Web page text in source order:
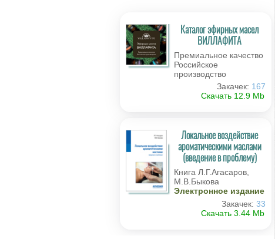
Каталог эфирных масел
ВИЛЛАФИТА
Премиальное качество
Российское
производство
Закачек: 167
Скачать 12.9 Мb
Локальное воздействие
ароматическими маслами
(введение в проблему)
Книга Л.Г.Агасаров,
М.В.Быкова
Электронное издание
Закачек: 33
Скачать 3.44 Мb